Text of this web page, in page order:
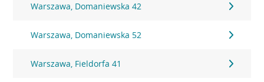
Warszawa, Domaniewska 42
Warszawa, Domaniewska 52
Warszawa, Fieldorfa 41